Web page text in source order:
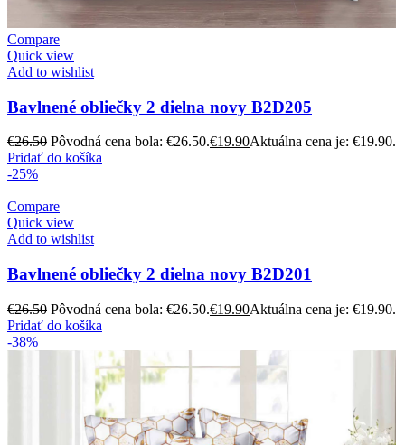
Compare
Quick view
Add to wishlist
Bavlnené obliečky 2 dielna novy B2D205
€26.50 Pôvodná cena bola: €26.50.€19.90Aktuálna cena je: €19.90.
Pridať do košíka
-25%
Compare
Quick view
Add to wishlist
Bavlnené obliečky 2 dielna novy B2D201
€26.50 Pôvodná cena bola: €26.50.€19.90Aktuálna cena je: €19.90.
Pridať do košíka
-38%